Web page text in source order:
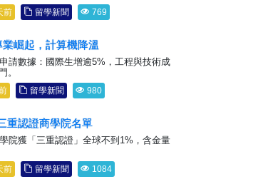
前 留學新聞 769
崛起，計算機降溫
請數據：國際生增逾5%，工程與技術成
。
留學新聞 980
重認證商學院名單
院獲「三重認證」全球不到1%，含金量
前 留學新聞 1084